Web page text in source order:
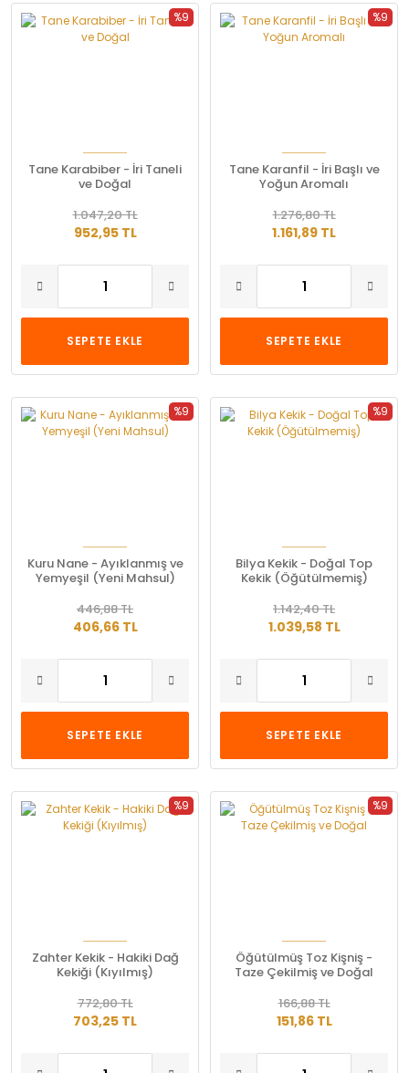
%9
Tane Karabiber - İri Taneli
ve Doğal
952,95 TL
1.047,20 TL
SEPETE EKLE
%9
Tane Karanfil - İri Başlı ve
Yoğun Aromalı
1.161,89 TL
1.276,80 TL
SEPETE EKLE
%9
Kuru Nane - Ayıklanmış ve
Yemyeşil (Yeni Mahsul)
406,66 TL
446,88 TL
SEPETE EKLE
%9
Bilya Kekik - Doğal Top
Kekik (Öğütülmemiş)
1.039,58 TL
1.142,40 TL
SEPETE EKLE
%9
Zahter Kekik - Hakiki Dağ
Kekiği (Kıyılmış)
703,25 TL
772,80 TL
%9
Öğütülmüş Toz Kişniş -
Taze Çekilmiş ve Doğal
151,86 TL
166,88 TL